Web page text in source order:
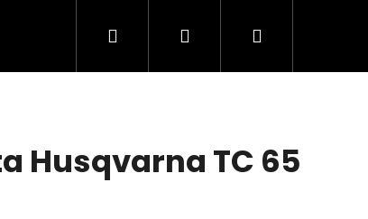
Hledat PřihlášeníNákupní
Husqvarna TC 65